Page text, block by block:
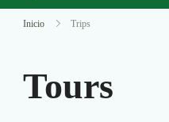
Inicio Trips
Tours